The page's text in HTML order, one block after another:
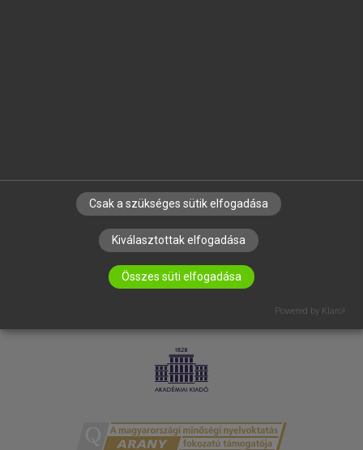
ADATVÉDELEM
Csak a szükséges sütik elfogadása
Kiválasztottak elfogadása
Összes süti elfogadása
Powered by Klaro!